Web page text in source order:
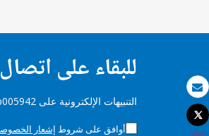
بريد الكتروني
طباعة
Tweet
للبقاء على
التنبيهات الإلكترونية على Project p005942
أوافق على شروط إشعار